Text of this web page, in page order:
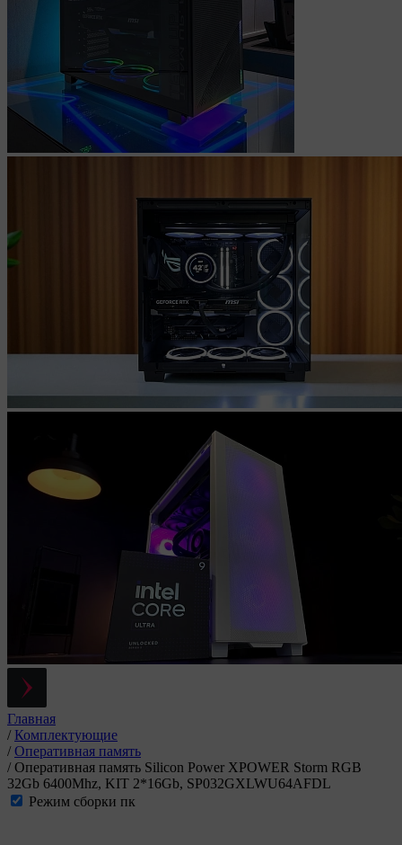
Главная
/ Комплектующие
/ Оперативная память
/ Оперативная память Silicon Power XPOWER Storm RGB
32Gb 6400Mhz, KIT 2*16Gb, SP032GXLWU64AFDL
Режим сборки пк